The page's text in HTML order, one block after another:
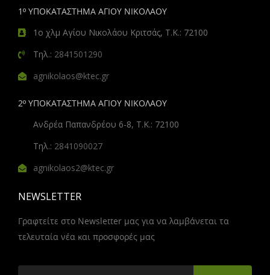
1º ΥΠΟΚΑΤΑΣΤΗΜΑ ΑΓΙΟΥ ΝΙΚΟΛΑΟΥ
1ο χλμ Αγίου Νικολάου Κριτσάς, Τ.Κ.: 72100
Τηλ.: 2841501290
agnikolaos@ktec.gr
2º ΥΠΟΚΑΤΑΣΤΗΜΑ ΑΓΙΟΥ ΝΙΚΟΛΑΟΥ
Ανδρέα Παπανδρέου 6-8, Τ.Κ.: 72100
Τηλ.: 2841090027
agnikolaos2@ktec.gr
NEWSLETTER
Γραφτείτε στο Newsletter μας για να λαμβάνεται τα
τελευταία νέα και προσφορές μας